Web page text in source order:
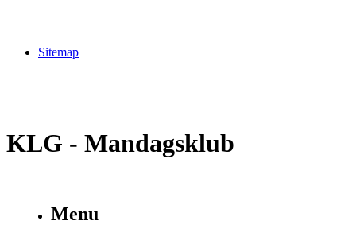
Sitemap
KLG - Mandagsklub
Menu